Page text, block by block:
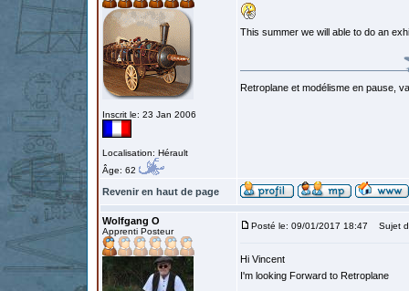
Inscrit le: 23 Jan 2006
Localisation: Hérault
Âge: 62
This summer we will able to do an
Retroplane et modélisme en pause,
Revenir en haut de page
Wolfgang O
Apprenti Posteur
Posté le: 09/01/2017 18:47 Sujet
Hi Vincent
I'm looking Forward to Retroplane